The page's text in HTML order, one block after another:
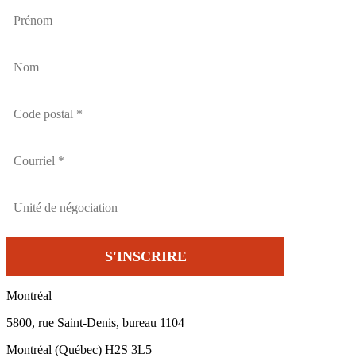
Montréal
5800, rue Saint-Denis, bureau 1104
Montréal (Québec) H2S 3L5